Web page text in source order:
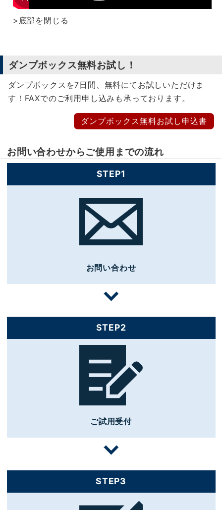
>底部を閉じる
ダンプボックス無料お試し！
ダンプボックスを7日間、無料にてお試しいただけま
す！FAXでのご利用申し込みも承っております。
ダンプボックス無料お試し申込書
お問い合わせからご使用までの流れ
STEP1
お問い合わせ
STEP2
ご試用受付
STEP3